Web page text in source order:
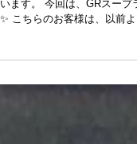
ルガレージブログをご覧い
こちらのお客様は、以前よ
いただいているリピーター
ただきありがとうございま
ばかりのGRスープラをご入
からオーナー様こだわりの
です🔧 完成に向けて、一つ